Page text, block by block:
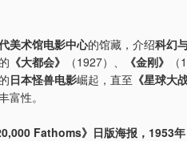
美术馆电影中心的馆藏，介绍科幻
《大都会》 （1927）、 《金刚》
日本怪兽电影崛起，直至 《星球大
富性。
Fathoms》日版海报，1953